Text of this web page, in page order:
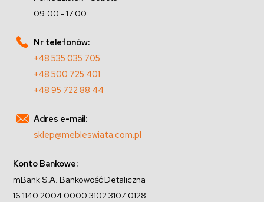
09.00 - 17.00
Nr telefonów:
+48 535 035 705
+48 500 725 401
+48 95 722 88 44
Adres e-mail:
sklep@mebleswiata.com.pl
Konto Bankowe:
mBank S.A. Bankowość Detaliczna
16 1140 2004 0000 3102 3107 0128